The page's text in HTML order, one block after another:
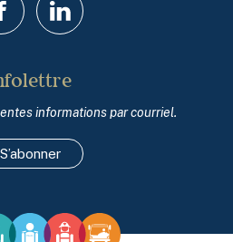
FacebookLinkedIn
informations par courriel.
S’abonner